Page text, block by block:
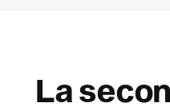
La